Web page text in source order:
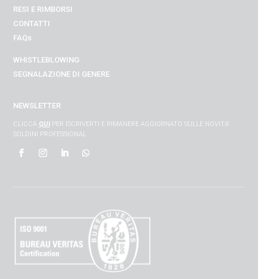
RESI E RIMBORSI
CONTATTI
FAQs
WHISTLEBLOWING
SEGNALAZIONE DI GENERE
NEWSLETTER
CLICCA QUIPER ISCRIVERTI E RIMANERE AGGIORNATO SULLE NOVITA’
SOLDINI PROFESSIONAL